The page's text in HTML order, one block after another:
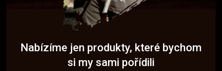
Nabízíme jen produkty, které bychom
si my sami pořídili